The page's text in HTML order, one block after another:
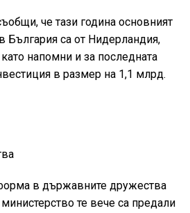
че тази година основният
България са от Нидерландия,
напомни и за последната
в размер на 1,1 млрд.
в държавните дружества
те вече са предали